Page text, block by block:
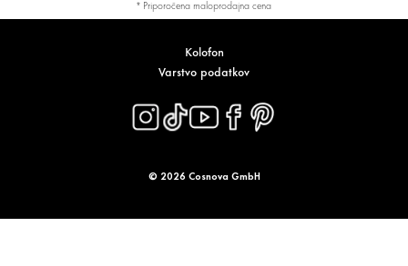
* Priporočena maloprodajna cena
Kolofon
Varstvo podatkov
© 2026 Cosnova GmbH